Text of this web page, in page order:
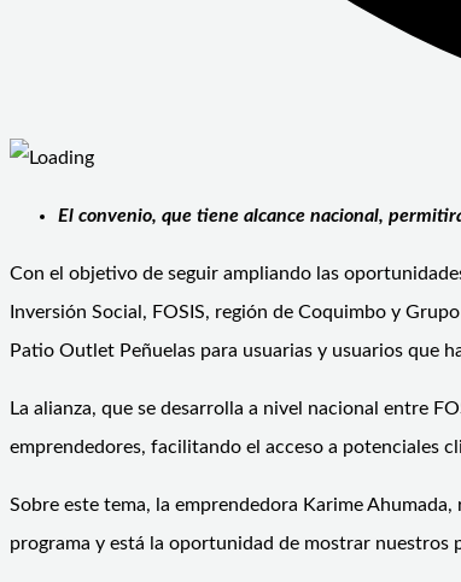
El convenio, que tiene alcance nacional,
Con el objetivo de seguir ampliando las
Inversión Social, FOSIS, región de Coquimbo y
Patio Outlet Peñuelas para usuarias y usuarios que
La alianza, que se desarrolla a nivel nacional entre
emprendedores, facilitando el acceso a potenciales
Sobre este tema, la emprendedora Karime
programa y está la oportunidad de mostrar nuestros